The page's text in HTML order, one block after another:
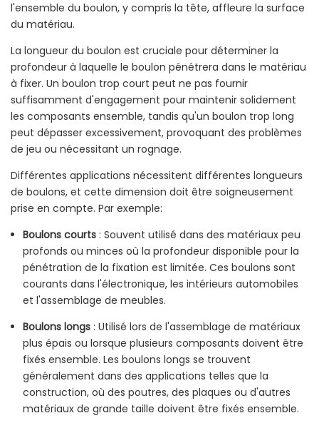
l'ensemble du boulon, y compris la tête, affleure la surface
du matériau.
La longueur du boulon est cruciale pour déterminer la
profondeur à laquelle le boulon pénétrera dans le matériau
à fixer. Un boulon trop court peut ne pas fournir
suffisamment d'engagement pour maintenir solidement
les composants ensemble, tandis qu'un boulon trop long
peut dépasser excessivement, provoquant des problèmes
de jeu ou nécessitant un rognage.
Différentes applications nécessitent différentes longueurs
de boulons, et cette dimension doit être soigneusement
prise en compte. Par exemple:
Boulons courts : Souvent utilisé dans des matériaux peu
profonds ou minces où la profondeur disponible pour la
pénétration de la fixation est limitée. Ces boulons sont
courants dans l'électronique, les intérieurs automobiles
et l'assemblage de meubles.
Boulons longs : Utilisé lors de l'assemblage de matériaux
plus épais ou lorsque plusieurs composants doivent être
fixés ensemble. Les boulons longs se trouvent
généralement dans des applications telles que la
construction, où des poutres, des plaques ou d'autres
matériaux de grande taille doivent être fixés ensemble.